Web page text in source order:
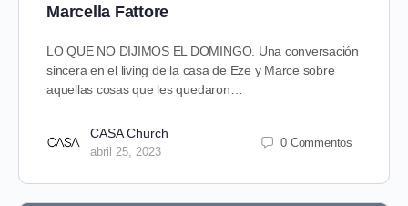
Marcella Fattore
LO QUE NO DIJIMOS EL DOMINGO. Una conversación
sincera en el living de la casa de Eze y Marce sobre
aquellas cosas que les quedaron…
CASA Church
abril 25, 2023
0 Commentos